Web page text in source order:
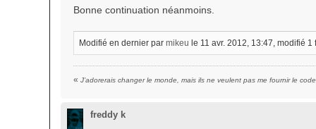
Bonne continuation néanmoins.
Modifié en dernier par mikeu le 11 avr. 2012, 13:47, modifié 1
« J’adorerais changer le monde, mais ils ne veulent pas me fournir le
freddy k